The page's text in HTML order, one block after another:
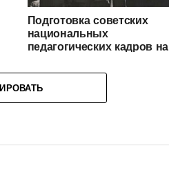
Подготовка советских
национальных
педагогических кадров на